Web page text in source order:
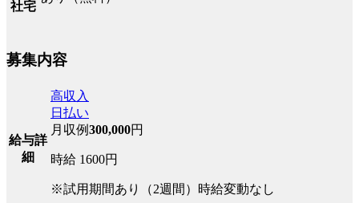
社宅
募集内容
給与詳
細
高収入
日払い
月収例300,000円
時給 1600円
※試用期間あり（2週間）時給変動なし